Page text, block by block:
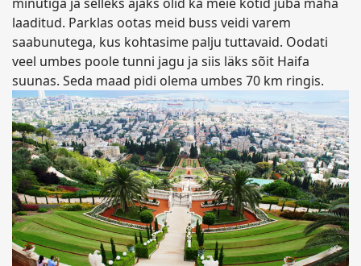
laaditud. Parklas ootas meid buss veidi varem
saabunutega, kus kohtasime palju tuttavaid. Oodati
veel umbes poole tunni jagu ja siis läks sõit Haifa
suunas. Seda maad pidi olema umbes 70 km ringis.